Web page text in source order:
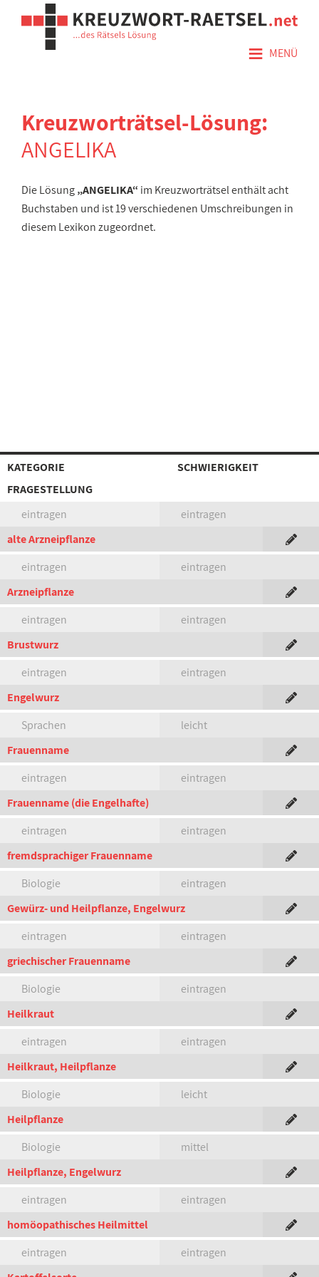
≡ MENÜ
Kreuzworträtsel-Lösung:
ANGELIKA
Die Lösung„ANGELIKA“ im Kreuzworträtsel enthält acht
Buchstaben und ist 19 verschiedenen Umschreibungen in
diesem Lexikon zugeordnet.
KATEGORIE
SCHWIERIGKEIT
FRAGESTELLUNG
eintragen
eintragen
alte Arzneipflanze
eintragen
eintragen
Arzneipflanze
eintragen
eintragen
Brustwurz
eintragen
eintragen
Engelwurz
Sprachen
leicht
Frauenname
eintragen
eintragen
Frauenname (die Engelhafte)
eintragen
eintragen
fremdsprachiger Frauenname
Biologie
eintragen
Gewürz- und Heilpflanze, Engelwurz
eintragen
eintragen
griechischer Frauenname
Biologie
eintragen
Heilkraut
eintragen
eintragen
Heilkraut, Heilpflanze
Biologie
leicht
Heilpflanze
Biologie
mittel
Heilpflanze, Engelwurz
eintragen
eintragen
homöopathisches Heilmittel
eintragen
eintragen